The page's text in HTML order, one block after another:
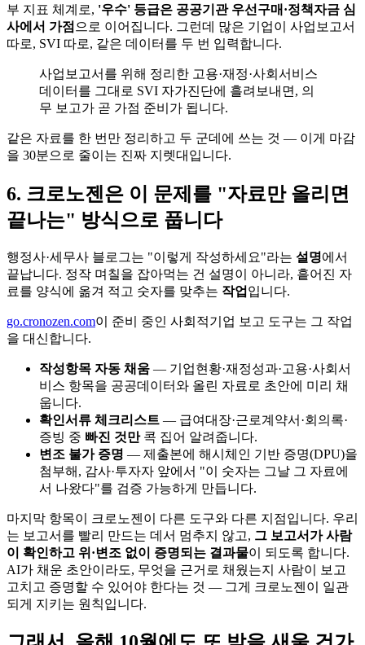
부 지표 체계로, '우수' 등급은 공공기관 우선구매·정책자금 심
사에서 가점 으로 이어집니다. 그런데 많은 기업이 사업보고서
따로, SVI 따로, 같은 데이터를 두 번 입력합니다.
사업보고서를 위해 정리한 고용·재정·사회서비스
데이터를 그대로 SVI 자가진단에 흘려보내면, 의
무 보고가 곧 가점 준비가 됩니다.
같은 자료를 한 번만 정리하고 두 군데에 쓰는 것 — 이게 마감
을 30분으로 줄이는 진짜 지렛대입니다.
6. 크로노젠은 이 문제를 "자료만 올리면
끝나는" 방식으로 풉니다
행정사·세무사 블로그는 "이렇게 작성하세요"라는 설명에서
끝납니다. 정작 며칠을 잡아먹는 건 설명이 아니라, 흩어진 자
료를 양식에 옮겨 적고 숫자를 맞추는 작업 입니다.
go.cronozen.com이 준비 중인 사회적기업 보고 도구는 그 작업
을 대신합니다.
작성항목 자동 채움 — 기업현황·재정성과·고용·사회서
비스 항목을 공공데이터와 올린 자료로 초안에 미리 채
웁니다.
확인서류 체크리스트 — 급여대장·근로계약서·회의록·
증빙 중 빠진 것만콕 집어 알려줍니다.
변조 불가 증명 — 제출본에 해시체인 기반 증명(DPU)을
첨부해, 감사·투자자 앞에서 "이 숫자는 그날 그 자료에
서 나왔다"를 검증 가능하게 만듭니다.
마지막 항목이 크로노젠이 다른 도구와 다른 지점입니다. 우리
는 보고서를 빨리 만드는 데서 멈추지 않고, 그 보고서가 사람
이 확인하고 위·변조 없이 증명되는 결과물이 되도록 합니다.
AI가 채운 초안이라도, 무엇을 근거로 채웠는지 사람이 보고
고치고 증명할 수 있어야 한다는 것 — 그게 크로노젠이 일관
되게 지키는 원칙입니다.